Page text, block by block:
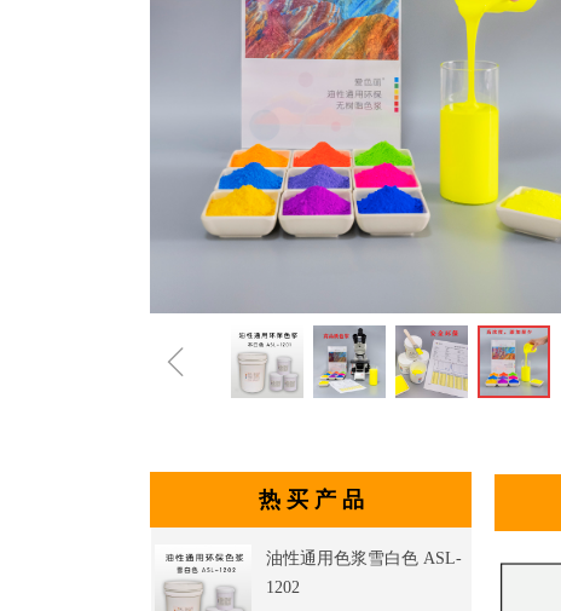
ꁆ
油性通用色浆雪白色 ASL-
1202
热 买 产 品